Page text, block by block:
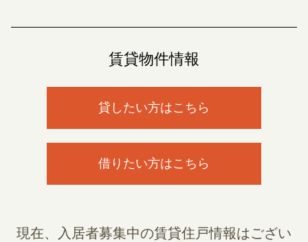
賃貸物件情報
貸したい方はこちら
借りたい方はこちら
現在、入居者募集中の賃貸住戸情報はござい